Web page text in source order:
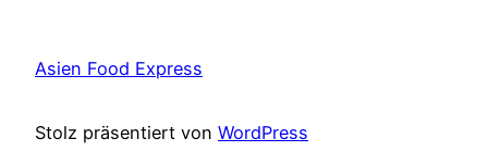
Asien Food Express
Stolz präsentiert von WordPress